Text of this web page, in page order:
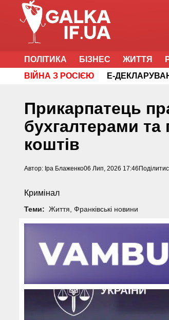
ПОЛІТИКА БІЗНЕС ЖИТТЯ
ВІЙНА З РОСІЄЮ
Е-
Прикарпатець
бухгалтерами
коштів
Автор: Іра Блаженко06 Лип, 2026 17:46
Кримінал
Теми: Життя Франківські новини